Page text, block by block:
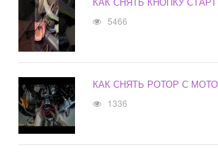
5466
КАК СНЯТЬ РОТОР С
1336